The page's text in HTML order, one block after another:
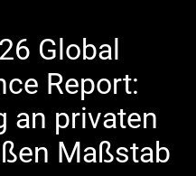
Global
Report:
an privaten
Maßstab